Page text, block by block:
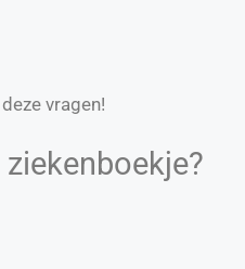
vragen!